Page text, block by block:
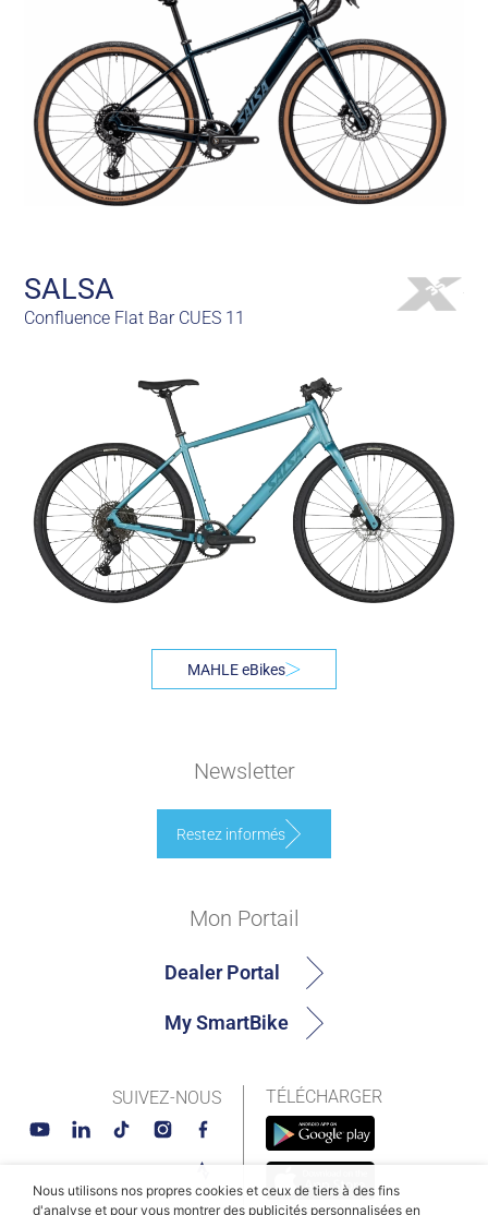
SALSA
Confluence Flat Bar CUES 11
MAHLE eBikes
Newsletter
Restez informés
TÉLÉCHARGER
Mon Portail
Dealer Portal
My SmartBike
SUIVEZ-NOUS
Nous utilisons nos propres cookies et ceux de tiers à des fins
d'analyse et pour vous montrer des publicités personnalisées en